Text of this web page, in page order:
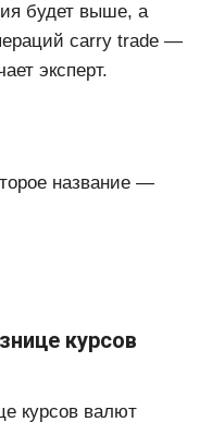
будет выше, а
carry trade —
эксперт.
название —
курсов